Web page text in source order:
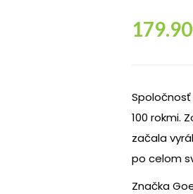
179.90
Spoločnosť
100 rokmi.
začala
po celom
Značka